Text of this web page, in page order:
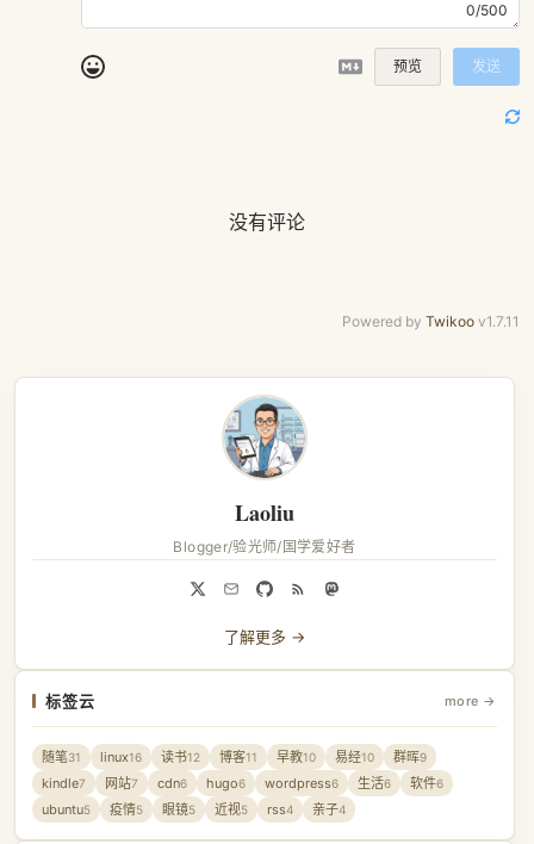
0/500
预览 发送
没有评论
Powered by Twikoo v1.7.11
Laoliu
Blogger/验光师/国学爱好者
了解更多 →
标签云 more →
随笔31 linux16 读书12 博客11 早教10 易经10 群晖9
kindle7 网站7 cdn6 hugo6 wordpress6 生活6 软件6
ubuntu5 疫情5 眼镜5 近视5 rss4 亲子4